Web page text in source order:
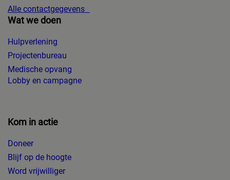
Alle contactgegevens
Wat we doen
Hulpverlening
Projectenbureau
Medische opvang
Lobby en campagne
Kom in actie
Doneer
Blijf op de hoogte
Word vrijwilliger